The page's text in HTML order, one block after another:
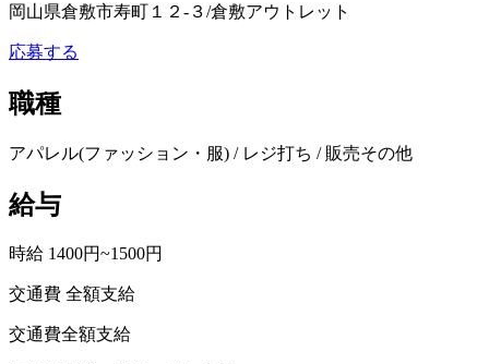
岡山県倉敷市寿町１２‐３/倉敷アウトレット
応募する
職種
アパレル(ファッション・服) / レジ打ち / 販売その他
給与
時給 1400円~1500円
交通費 全額支給
交通費全額支給